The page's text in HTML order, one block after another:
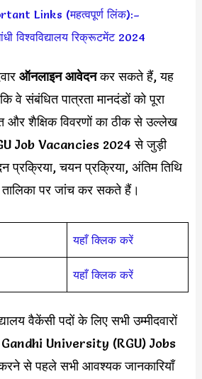
Links (महत्वपूर्ण लिंक):–
विश्वविद्यालय रिक्रूटमेंट 2024
ऑनलाइन आवेदनकर सकते हैं, यह
वे संबंधित पात्रता मानदंडों को पूरा
और शैक्षिक विवरणों का ठीक से उल्लेख
Job Vacancies 2024 से जुड़ी
प्रक्रिया, चयन प्रक्रिया, अंतिम तिथि
तालिका पर जांच कर सकते हैं।
यहाँ क्लिक करें
यहाँ क्लिक करें
वैकेंसी पदों के लिए सभी उम्मीदवारों
Gandhi University (RGU) Jobs
से पहले सभी आवश्यक जानकारियाँ